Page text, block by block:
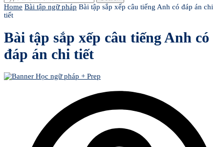
Home Bài tập ngữ pháp Bài tập sắp xếp câu tiếng Anh có đáp án chi
tiết
Bài tập sắp xếp câu tiếng Anh có
đáp án chi tiết